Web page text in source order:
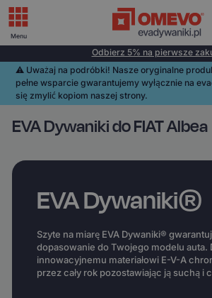
Odbierz 5% na pierwsze
⚠️️ Uważaj na podróbki! Nasze oryginalne
pełne wsparcie gwarantujemy wyłącznie na
się zmylić kopiom naszej strony.
EVA Dywaniki do FIAT Albea
EVA Dywaniki®
Szyte na miarę EVA Dywaniki®
dopasowanie do Twojego modelu auta.
innowacyjnemu materiałowi E-V-A
przez cały rok pozostawiając ją suchą i
Menu